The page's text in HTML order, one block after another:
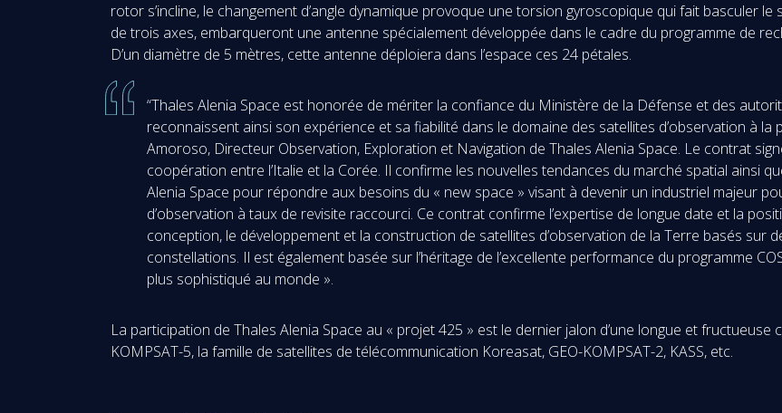
rotor s’incline, le changement d’angle dynamique provoque une torsion gyroscopique qui fait basculer
de trois axes, embarqueront une antenne spécialement développée dans le cadre du programme de
D’un diamètre de 5 mètres, cette antenne déploiera dans l’espace ces 24 pétales.
“Thales Alenia Space est honorée de mériter la confiance du Ministère de la Défense et des
reconnaissent ainsi son expérience et sa fiabilité dans le domaine des satellites d’observation à
Amoroso, Directeur Observation, Exploration et Navigation de Thales Alenia Space. Le contrat
coopération entre l’Italie et la Corée. Il confirme les nouvelles tendances du marché spatial ainsi
Alenia Space pour répondre aux besoins du « new space » visant à devenir un industriel majeur
d’observation à taux de revisite raccourci. Ce contrat confirme l’expertise de longue date et la
conception, le développement et la construction de satellites d’observation de la Terre basés sur
constellations. Il est également basée sur l’héritage de l’excellente performance du programme
plus sophistiqué au monde ».
La participation de Thales Alenia Space au « projet 425 » est le dernier jalon d’une longue et
KOMPSAT-5, la famille de satellites de télécommunication Koreasat, GEO-KOMPSAT-2, KASS, etc.